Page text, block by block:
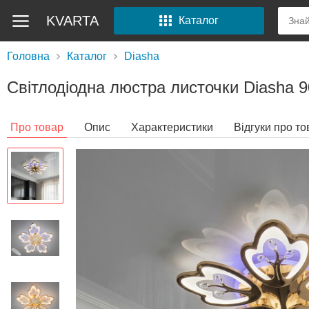
KVARTA Каталог
Головна Каталог Diasha
Світлодіодна люстра листочки
Про товар Опис Характеристики Відгуки про